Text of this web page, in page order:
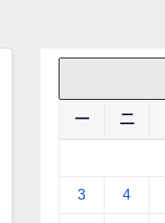
一 二
3 4